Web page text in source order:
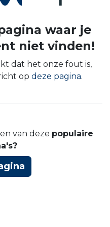
waar je
niet vinden!
dat het onze fout is,
op deze pagina.
van deze populaire